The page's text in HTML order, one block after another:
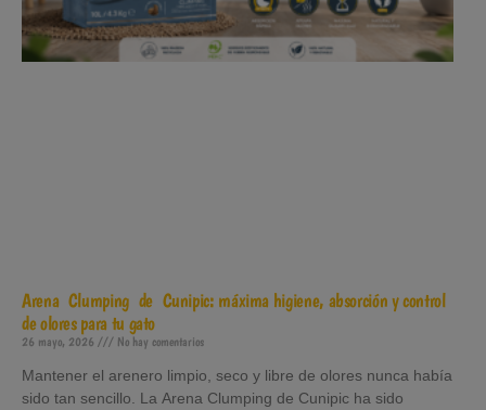
Arena Clumping de Cunipic: máxima higiene, absorción y control
de olores para tu gato
26 mayo, 2026 No hay comentarios
Mantener el arenero limpio, seco y libre de olores nunca había
sido tan sencillo. La Arena Clumping de Cunipic ha sido